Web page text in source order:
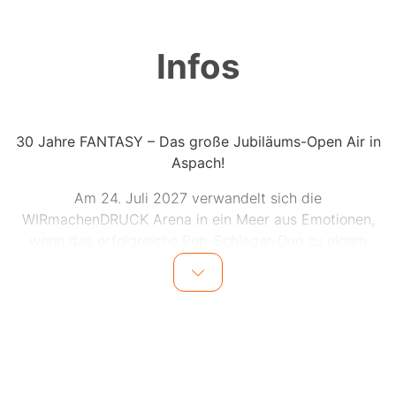
Infos
30 Jahre FANTASY – Das große Jubiläums-Open Air in
Aspach!
Am 24. Juli 2027 verwandelt sich die
WIRmachenDRUCK Arena in ein Meer aus Emotionen,
ganz besonderen Abend lädt: „30 Jahre Fantasy – Die
Jubiläumstour“. Für Fredi Malinowski und Martin Hein